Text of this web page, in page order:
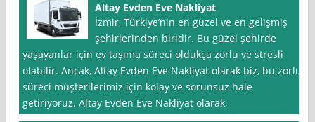
Altay Evden Eve Nakliyat
İzmir, Türkiye’nin en güzel ve en gelişmiş
şehirlerinden biridir. Bu güzel şehirde
yaşayanlar için ev taşıma süreci oldukça zorlu ve stresli
olabilir. Ancak, Altay Evden Eve Nakliyat olarak biz, bu zorlu
süreci müşterilerimiz için kolay ve sorunsuz hale
getiriyoruz. Altay Evden Eve Nakliyat olarak,